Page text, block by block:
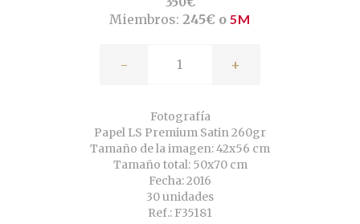
Miembros: 245€ o 5M
- +
Fotografía
Papel LS Premium Satin 260gr
Tamaño de la imagen: 42x56 cm
Tamaño total: 50x70 cm
Fecha: 2016
30 unidades
Ref.: F35181